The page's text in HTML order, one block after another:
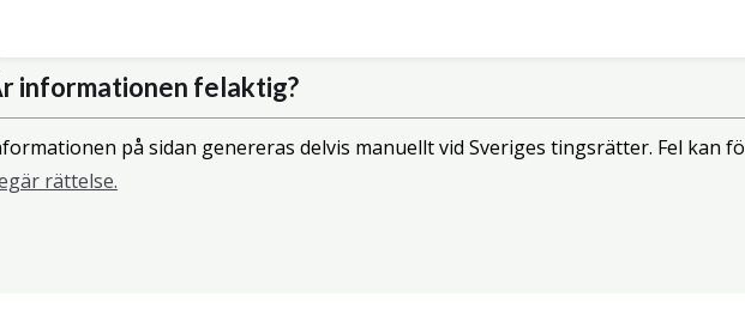
informationen felaktig?
på sidan genereras delvis manuellt vid Sveriges tingsrätter. Fel kan
rättelse.